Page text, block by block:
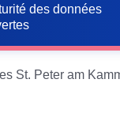
des données
St. Peter am